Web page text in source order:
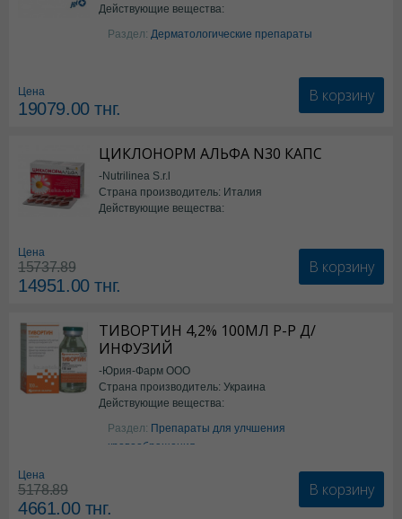
Действующие вещества:
Изотретиноин
Раздел: Дерматологические препараты
Цена
19079.00тнг.
В корзину
ЦИКЛОНОРМ АЛЬФА N30 КАПС
-Nutrilinea S.r.l
Страна производитель: Италия
Действующие вещества:
Цена
15737.89
14951.00тнг.
В корзину
ТИВОРТИН 4,2% 100МЛ Р-Р Д/
ИНФУЗИЙ
-Юрия-Фарм ООО
Страна производитель: Украина
Действующие вещества:
Аргинин
Раздел: Препараты для улчшения
кровообращения
Цена
5178.89
4661.00тнг.
В корзину